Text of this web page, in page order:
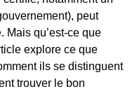
peut
Mais qu’est-ce que
explore ce que
ils se distinguent
trouver le bon